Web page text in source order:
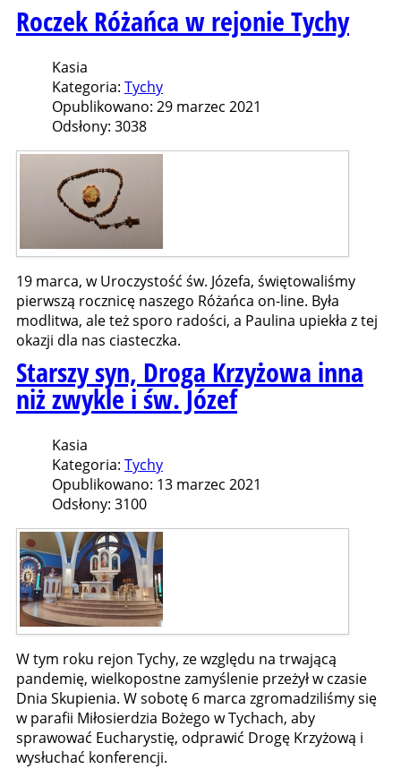
Roczek Różańca w rejonie Tychy
Kasia
Kategoria: Tychy
Opublikowano: 29 marzec 2021
Odsłony: 3038
19 marca, w Uroczystość św. Józefa, świętowaliśmy
pierwszą rocznicę naszego Różańca on-line. Była
modlitwa, ale też sporo radości, a Paulina upiekła z tej
okazji dla nas ciasteczka.
Starszy syn, Droga Krzyżowa inna
niż zwykle i św. Józef
Kasia
Kategoria: Tychy
Opublikowano: 13 marzec 2021
Odsłony: 3100
W tym roku rejon Tychy, ze względu na trwającą
pandemię, wielkopostne zamyślenie przeżył w czasie
Dnia Skupienia. W sobotę 6 marca zgromadziliśmy się
w parafii Miłosierdzia Bożego w Tychach, aby
sprawować Eucharystię, odprawić Drogę Krzyżową i
wysłuchać konferencji.